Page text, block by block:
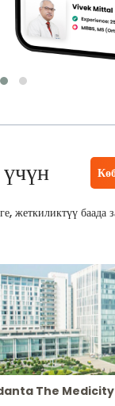
жеткиликтүү баада
The Medicity